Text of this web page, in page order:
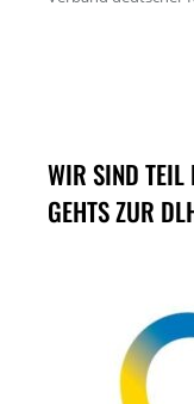
WIR SIND TEIL
GEHTS ZUR